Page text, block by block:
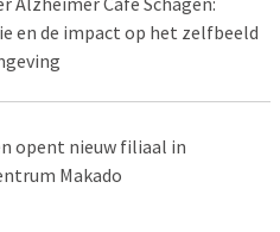
en de impact op het zelfbeeld
opent nieuw filiaal in
Makado